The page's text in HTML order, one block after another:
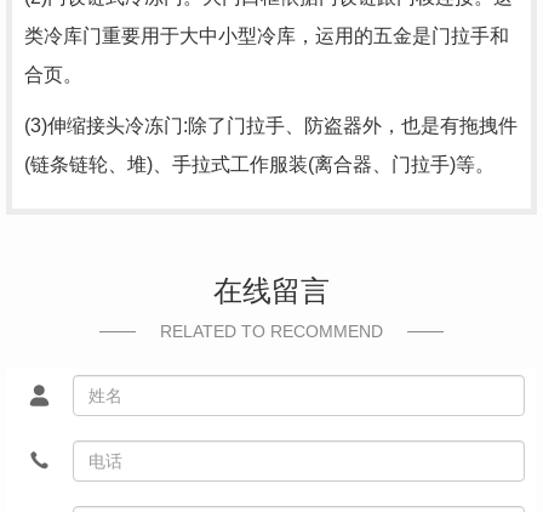
类冷库门重要用于大中小型冷库，运用的五金是门拉手和
合页。
(3)伸缩接头冷冻门:除了门拉手、防盗器外，也是有拖拽件
(链条链轮、堆)、手拉式工作服装(离合器、门拉手)等。
在线留言
RELATED TO RECOMMEND